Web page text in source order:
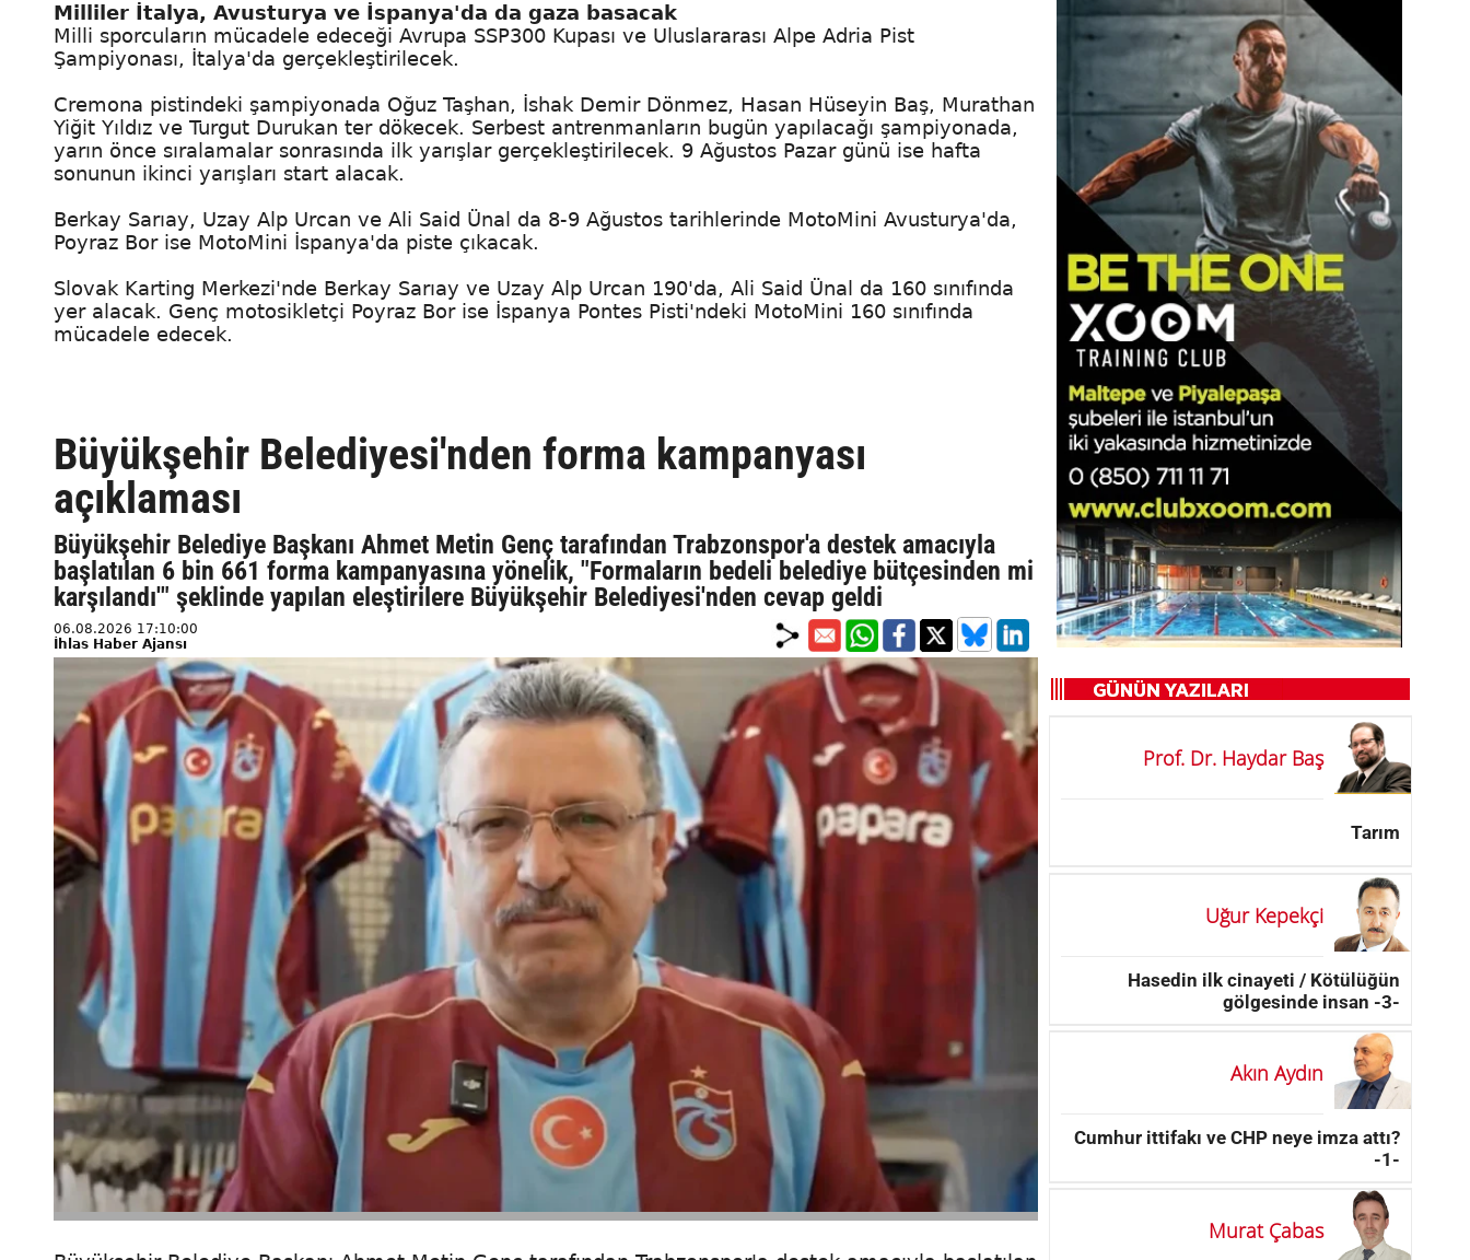
Milliler İtalya, Avusturya ve İspanya'da da gaza basacak
Milli sporcuların mücadele edeceği Avrupa SSP300 Kupası ve Uluslararası Alpe Adria Pist
Şampiyonası, İtalya'da gerçekleştirilecek.
Cremona pistindeki şampiyonada Oğuz Taşhan, İshak Demir Dönmez, Hasan Hüseyin Baş, Murathan
Yiğit Yıldız ve Turgut Durukan ter dökecek. Serbest antrenmanların bugün yapılacağı şampiyonada,
yarın önce sıralamalar sonrasında ilk yarışlar gerçekleştirilecek. 9 Ağustos Pazar günü ise hafta
sonunun ikinci yarışları start alacak.
Berkay Sarıay, Uzay Alp Urcan ve Ali Said Ünal da 8-9 Ağustos tarihlerinde MotoMini Avusturya'da,
Poyraz Bor ise MotoMini İspanya'da piste çıkacak.
Slovak Karting Merkezi'nde Berkay Sarıay ve Uzay Alp Urcan 190'da, Ali Said Ünal da 160 sınıfında
yer alacak. Genç motosikletçi Poyraz Bor ise İspanya Pontes Pisti'ndeki MotoMini 160 sınıfında
mücadele edecek.
Büyükşehir Belediyesi'nden forma kampanyası
açıklaması
Büyükşehir Belediye Başkanı Ahmet Metin Genç tarafından Trabzonspor'a destek amacıyla
başlatılan 6 bin 661 forma kampanyasına yönelik, "Formaların bedeli belediye bütçesinden mi
karşılandı'" şeklinde yapılan eleştirilere Büyükşehir Belediyesi'nden cevap geldi
06.08.2026 17:10:00
İhlas Haber Ajansı
Prof. Dr. Haydar Baş
Tarım
Uğur Kepekçi
Hasedin ilk cinayeti / Kötülüğün
gölgesinde insan -3-
Akın Aydın
Cumhur ittifakı ve CHP neye imza attı?
-1-
Murat Çabas